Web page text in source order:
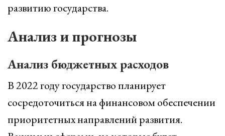
развитию государства.
Анализ и прогнозы
Анализ бюджетных расходов
В 2022 году государство планирует
сосредоточиться на финансовом обеспечении
приоритетных направлений развития.